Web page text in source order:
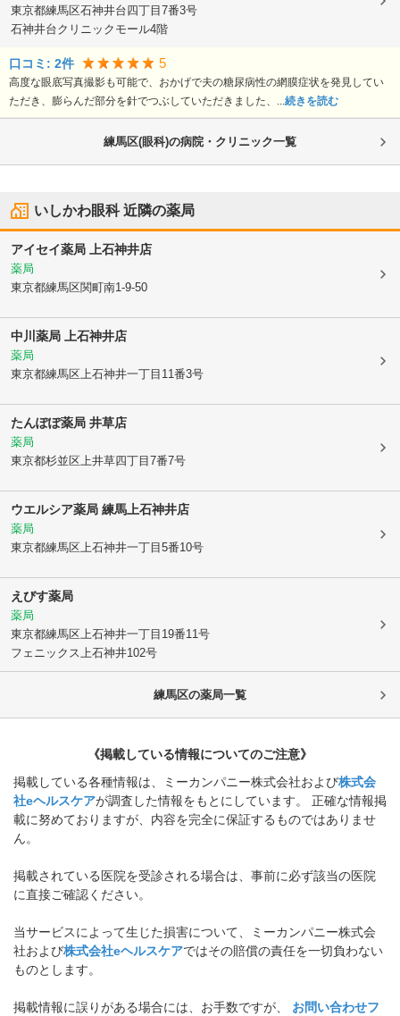
東京都練馬区石神井台四丁目7番3号
石神井台クリニックモール4階
口コミ: 2件 5
高度な眼底写真撮影も可能で、おかげで夫の糖尿病性の網膜症状を発見してい
ただき、膨らんだ部分を針でつぶしていただきました、...続きを読む
練馬区(眼科)の病院・クリニック一覧
いしかわ眼科近隣の薬局
アイセイ薬局 上石神井店
薬局
東京都練馬区関町南1-9-50
中川薬局 上石神井店
薬局
東京都練馬区上石神井一丁目11番3号
たんぽぽ薬局 井草店
薬局
東京都杉並区上井草四丁目7番7号
ウエルシア薬局 練馬上石神井店
薬局
東京都練馬区上石神井一丁目5番10号
えびす薬局
薬局
東京都練馬区上石神井一丁目19番11号
フェニックス上石神井102号
練馬区の薬局一覧
《掲載している情報についてのご注意》
掲載している各種情報は、ミーカンパニー株式会社および株式会
社eヘルスケアが調査した情報をもとにしています。 正確な情報掲
載に努めておりますが、内容を完全に保証するものではありませ
ん。
掲載されている医院を受診される場合は、事前に必ず該当の医院
に直接ご確認ください。
当サービスによって生じた損害について、ミーカンパニー株式会
社および株式会社eヘルスケアではその賠償の責任を一切負わない
ものとします。
掲載情報に誤りがある場合には、お手数ですが、
お問い合わせフ